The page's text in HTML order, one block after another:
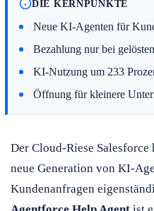
DIE KERNPUNKTE
Neue KI-Agenten für
Bezahlung nur bei
KI-Nutzung um 233
Öffnung für kleinere
Der Cloud-Riese Salesforce
neue Generation von KI-
Kundenanfragen